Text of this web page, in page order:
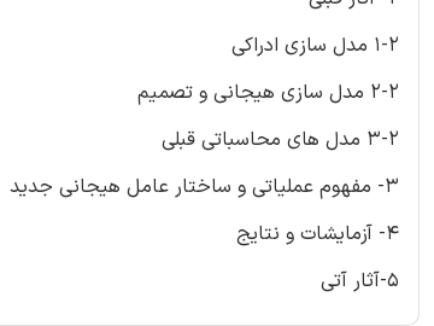
1-2 مدل سازی ادراکی
2-2 مدل سازی هیجانی و تصمیم
3-2 مدل های محاسباتی قبلی
3- مفهوم عملیاتی و ساختار عامل هیجانی جدید
4- آزمایشات و نتایج
5-آثار آتی